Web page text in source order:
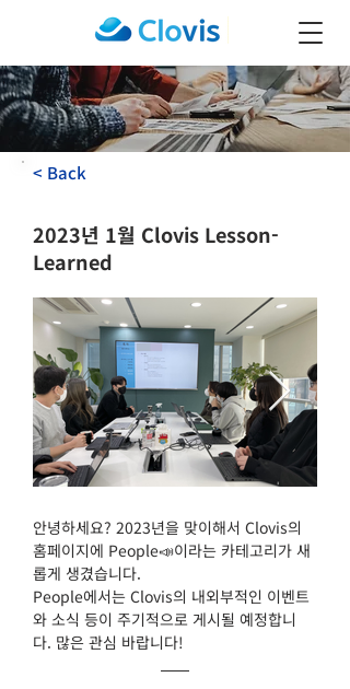
< Back
2023년 1월 Clovis Lesson-
Learned
안녕하세요? 2023년을 맞이해서 Clovis의
홈페이지에 People📣이라는 카테고리가 새
롭게 생겼습니다.
People에서는 Clovis의 내외부적인 이벤트
와 소식 등이 주기적으로 게시될 예정합니
다. 많은 관심 바랍니다!